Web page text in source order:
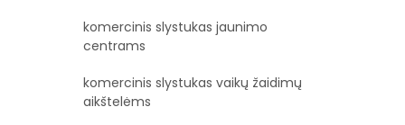
komercinis slystukas jaunimo
centrams
komercinis slystukas vaikų žaidimų
aikštelėms